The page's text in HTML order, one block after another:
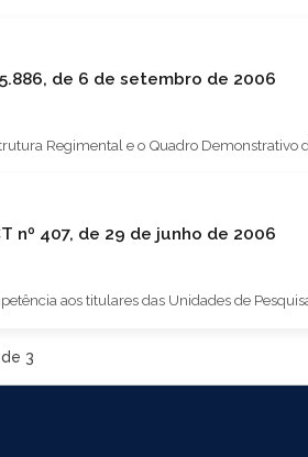
de 6 de setembro de 2006
Regimental e o Quadro Demonstrativo
Portaria MCT nº 407, de 29 de junho de 2006
aos titulares das Unidades de
3